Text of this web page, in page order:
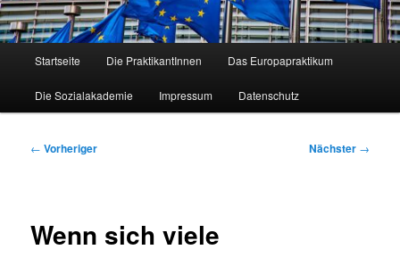
Startseite Die PraktikantInnen Das Europapraktikum
Die Sozialakademie Impressum Datenschutz
Beitragsnavigation
← Vorheriger Nächster →
Wenn sich viele